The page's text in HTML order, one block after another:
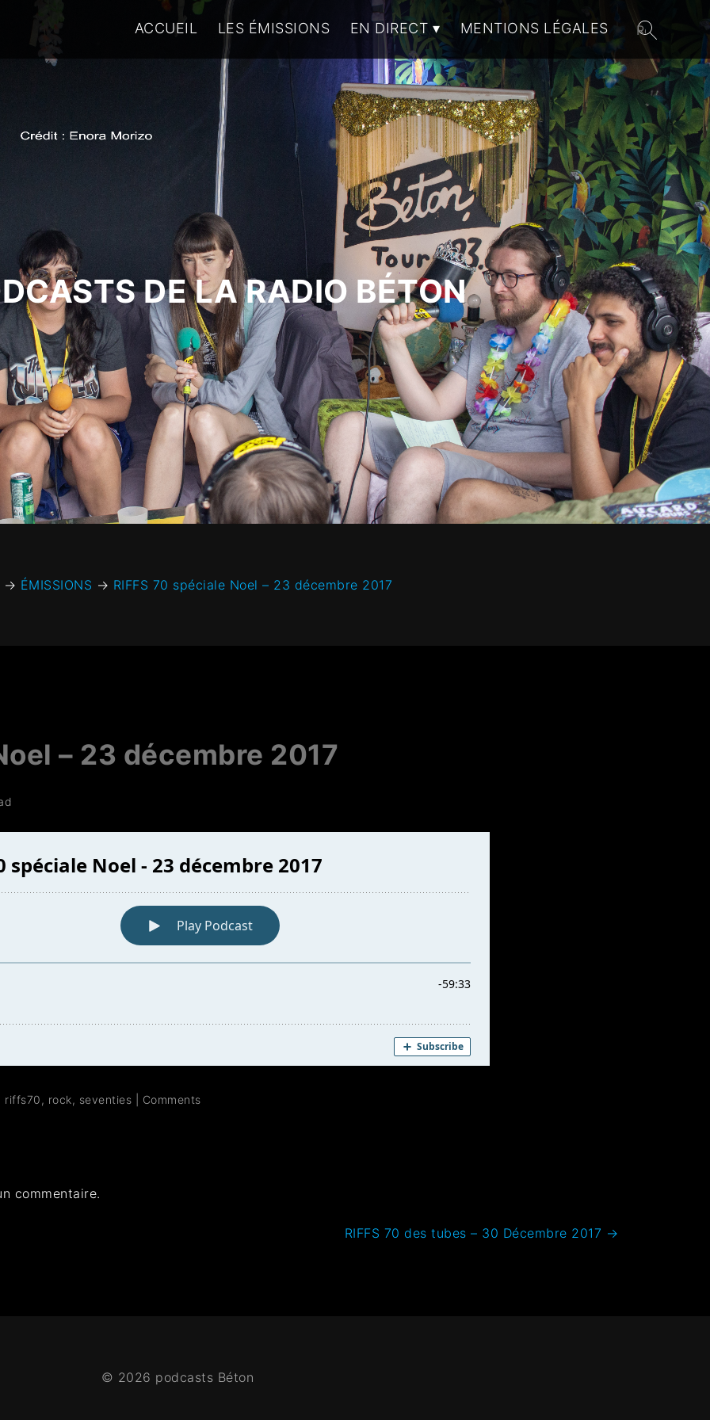
ACCUEIL LES ÉMISSIONS EN DIRECT MENTIONS LÉGALES
DE LA RADIO BÉTON
→ ÉMISSIONS → RIFFS 70 spéciale Noel – 23 décembre 2017
– 23 décembre 2017
riffs70 , rock, seventies Comments
commentaire.
RIFFS 70 des tubes – 30 Décembre 2017 →
© 2026 podcasts Béton